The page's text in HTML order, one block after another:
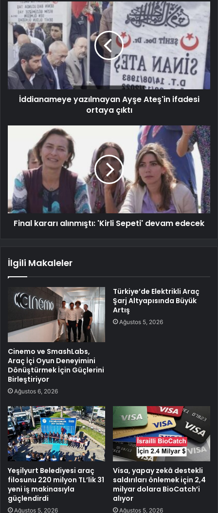
İddianameye yazılmayan Ayşe Ateş'in ifadesi
ortaya çıktı
Final kararı alınmıştı: 'Kirli Sepeti' devam edecek
İlgili Makaleler
Cinemo ve SmashLabs,
Araç İçi Oyun Deneyimini
Dönüştürmek İçin Güçlerini
Birleştiriyor
Ağustos 6, 2026
Türkiye’de Elektrikli Araç
Şarj Altyapısında Büyük
Artış
Ağustos 5, 2026
Yeşilyurt Belediyesi araç
filosunu 220 milyon TL’lik 31
yeni iş makinasıyla
güçlendirdi
Ağustos 5, 2026
Visa, yapay zekâ destekli
saldırıları önlemek için 2,4
milyar dolara BioCatch’i
alıyor
Ağustos 5, 2026